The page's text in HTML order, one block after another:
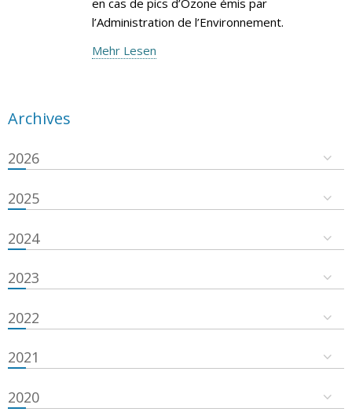
l’Administration de l’Environnement.
Mehr Lesen
Archives
2026
2025
2024
2023
2022
2021
2020